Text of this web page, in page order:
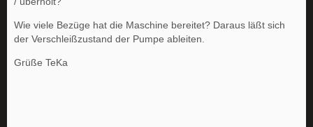
Wie viele Bezüge hat die Maschine bereitet? Daraus läßt sich
der Verschleißzustand der Pumpe ableiten.
Grüße TeKa